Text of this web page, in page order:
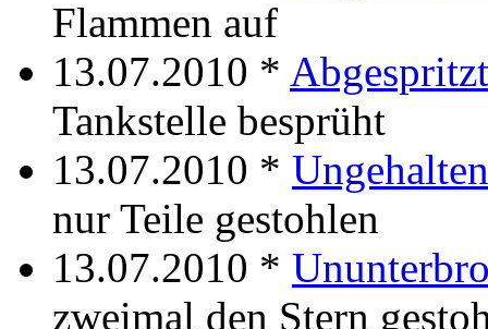
Flammen auf
13.07.2010 *
Tankstelle besprüht
13.07.2010 *
nur Teile gestohlen
13.07.2010 *
zweimal den Stern